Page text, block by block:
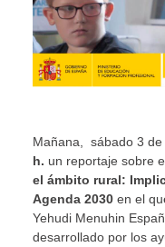
Mañana, sábado 3
h. un reportaje sobre
el ámbito rural:
Agenda 2030en el
Yehudi Menuhin
desarrollado por los